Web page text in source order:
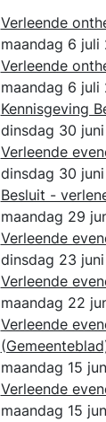
Verleende
maandag 6 juli
Verleende
maandag 6 juli
Kennisgeving
dinsdag 30
Verleende
dinsdag 30
Besluit -
maandag 29
Verleende
dinsdag 23
Verleende
maandag 22
Verleende
maandag 15
Verleende
maandag 15